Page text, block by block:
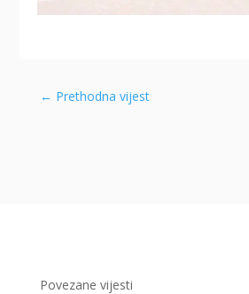
← Prethodna vijest
Povezane vijesti